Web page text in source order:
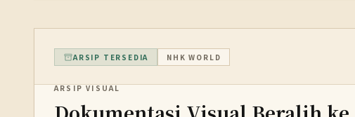
ARSIP TERSEDIA NHK WORLD
ARSIP VISUAL